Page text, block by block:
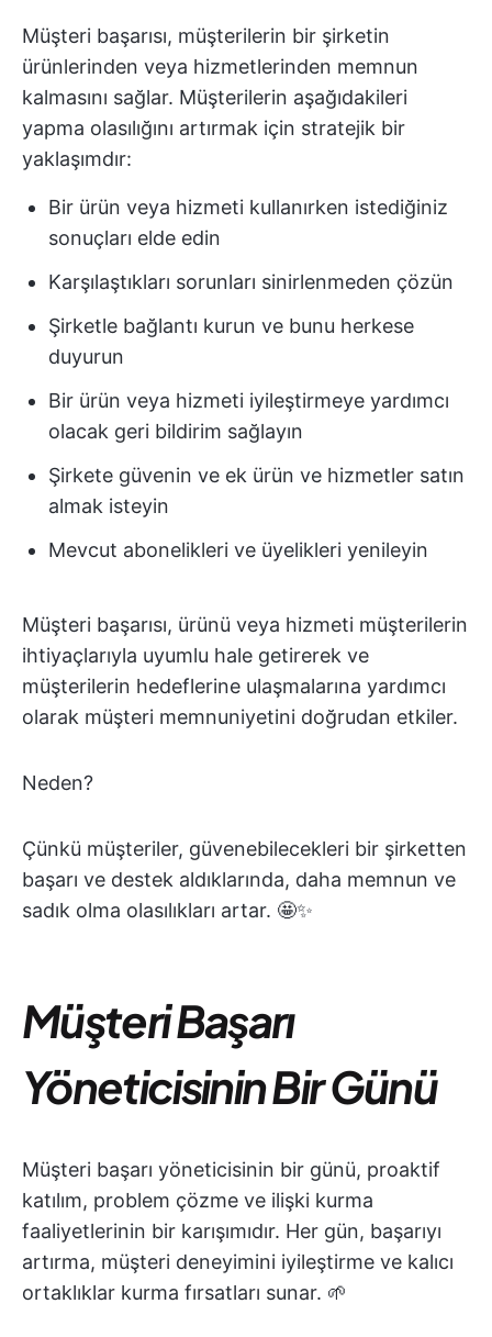
Müşteri başarısı, müşterilerin bir şirketin
ürünlerinden veya hizmetlerinden memnun
kalmasını sağlar. Müşterilerin aşağıdakileri
yapma olasılığını artırmak için stratejik bir
yaklaşımdır:
Bir ürün veya hizmeti kullanırken istediğiniz
sonuçları elde edin
Karşılaştıkları sorunları sinirlenmeden çözün
Şirketle bağlantı kurun ve bunu herkese
duyurun
Bir ürün veya hizmeti iyileştirmeye yardımcı
olacak geri bildirim sağlayın
Şirkete güvenin ve ek ürün ve hizmetler satın
almak isteyin
Mevcut abonelikleri ve üyelikleri yenileyin
Müşteri başarısı, ürünü veya hizmeti müşterilerin
ihtiyaçlarıyla uyumlu hale getirerek ve
müşterilerin hedeflerine ulaşmalarına yardımcı
olarak müşteri memnuniyetini doğrudan etkiler.
Neden?
Çünkü müşteriler, güvenebilecekleri bir şirketten
başarı ve destek aldıklarında, daha memnun ve
sadık olma olasılıkları artar. 🤩✨
Müşteri Başarı
Yöneticisinin Bir Günü
Müşteri başarı yöneticisinin bir günü, proaktif
katılım, problem çözme ve ilişki kurma
faaliyetlerinin bir karışımıdır. Her gün, başarıyı
artırma, müşteri deneyimini iyileştirme ve kalıcı
ortaklıklar kurma fırsatları sunar. 🌱